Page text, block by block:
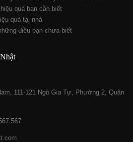
quả bạn cần biết
quả tại nhà
điều bạn chưa biết
111-121 Ngô Gia Tự, Phường 2, Quận